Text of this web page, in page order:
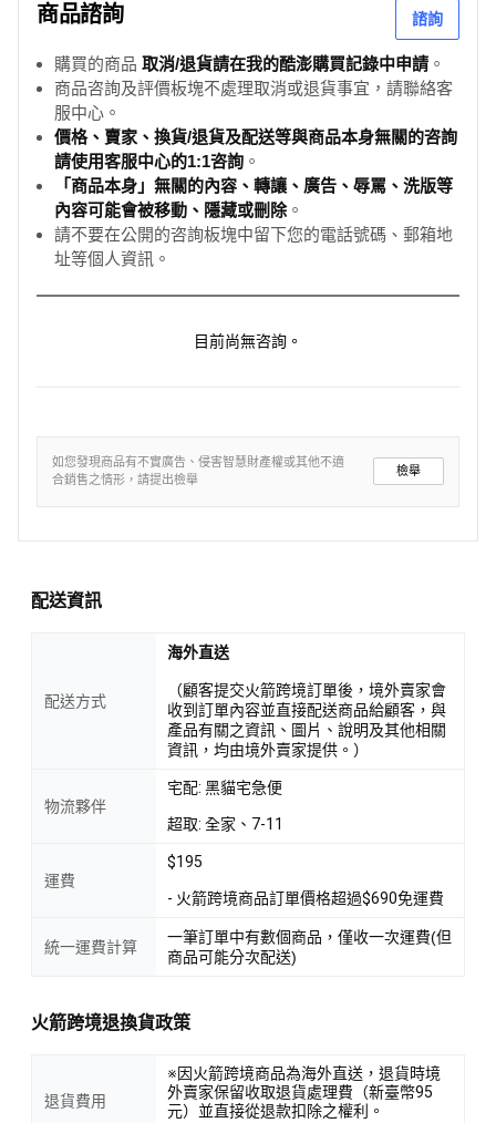
商品諮詢 諮詢
購買的商品 取消/退貨請在我的酷澎購買記錄中申請 。
商品咨詢及評價板塊不處理取消或退貨事宜，請聯絡客
服中心。
價格、賣家、換貨/退貨及配送等與商品本身無關的咨詢
請使用客服中心的1:1咨詢 。
「商品本身」無關的內容、轉讓、廣告、辱罵、洗版等
內容可能會被移動、隱藏或刪除。
請不要在公開的咨詢板塊中留下您的電話號碼、郵箱地
址等個人資訊。
目前尚無咨詢。
如您發現商品有不實廣告、侵害智慧財產權或其他不適
合銷售之情形，請提出檢舉
檢舉
配送資訊
配送方式
海外直送
（顧客提交火箭跨境訂單後，境外賣家會
收到訂單內容並直接配送商品給顧客，與
產品有關之資訊、圖片、說明及其他相關
資訊，均由境外賣家提供。）
物流夥伴
宅配: 黑貓宅急便
超取: 全家、7-11
運費
$195
- 火箭跨境商品訂單價格超過$690免運費
統一運費計算
一筆訂單中有數個商品，僅收一次運費(但
商品可能分次配送)
火箭跨境退換貨政策
退貨費用
※因火箭跨境商品為海外直送，退貨時境
外賣家保留收取退貨處理費（新臺幣95
元）並直接從退款扣除之權利。